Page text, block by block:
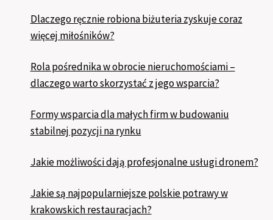
Dlaczego ręcznie robiona biżuteria zyskuje coraz
więcej miłośników?
Rola pośrednika w obrocie nieruchomościami –
dlaczego warto skorzystać z jego wsparcia?
Formy wsparcia dla małych firm w budowaniu
stabilnej pozycji na rynku
Jakie możliwości dają profesjonalne usługi dronem?
Jakie są najpopularniejsze polskie potrawy w
krakowskich restauracjach?